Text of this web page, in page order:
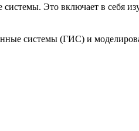
Это включает в себя
системы (ГИС) и